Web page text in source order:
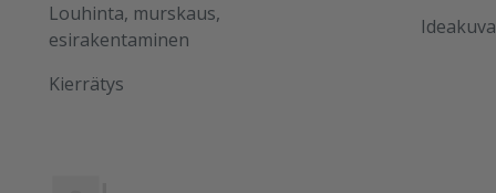
Louhinta, murskaus,
esirakentaminen
Kierrätys